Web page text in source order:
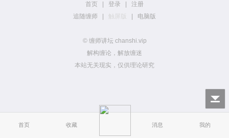
首页 收藏 消息 我的
首页 登录
注册
追随缠师
触屏版 电脑版
© 缠师讲坛 chanshi.vip
解构缠论，解放缠迷
本站无关现实，仅供理论研究